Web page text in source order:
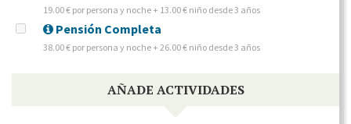
19.00 € por persona y noche + 13.00 € niño desde 3 años
Pensión Completa
38.00 € por persona y noche + 26.00 € niño desde 3 años
AÑADE ACTIVIDADES